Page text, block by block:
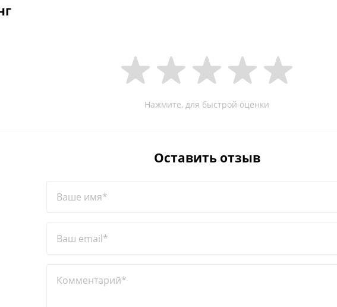
Нажмите, для быстрой оценки
Оставить отзыв
Ваше имя*
Ваш email*
Комментарий*